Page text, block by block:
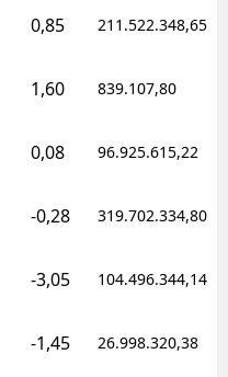
0,85 211.522.348,65
1,60 839.107,80
0,08 96.925.615,22
-0,28 319.702.334,80
-3,05 104.496.344,14
-1,45 26.998.320,38